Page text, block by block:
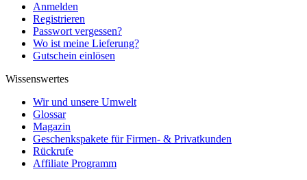
Anmelden
Registrieren
Passwort vergessen?
Wo ist meine Lieferung?
Gutschein einlösen
Wissenswertes
Wir und unsere Umwelt
Glossar
Magazin
Geschenkspakete für Firmen- & Privatkunden
Rückrufe
Affiliate Programm